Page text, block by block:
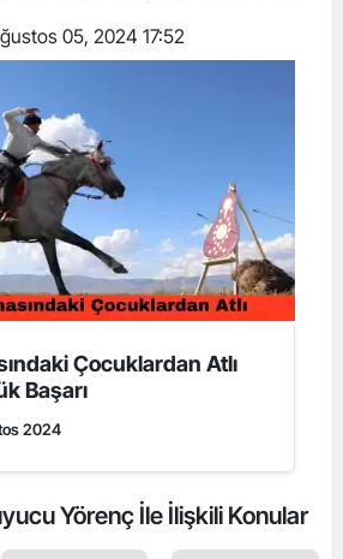
05, 2024 17:52
Çocuklardan Atlı
Başarı
2024
Yörenç İle İlişkili Konular